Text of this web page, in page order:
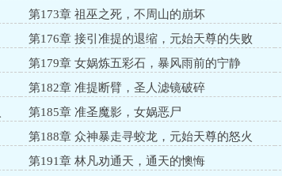
第173章 祖巫之死，不周山的崩坏
第176章 接引准提的退缩，元始天尊的失败
第179章 女娲炼五彩石，暴风雨前的宁静
第182章 准提断臂，圣人滤镜破碎
第185章 准圣魔影，女娲恶尸
第188章 众神暴走寻蛟龙，元始天尊的怒火
第191章 林凡劝通天，通天的懊悔